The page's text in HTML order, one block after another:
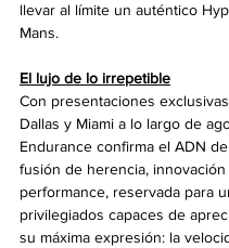
llevar al límite un auténtico
Mans.
El lujo de lo irrepetible
Con presentaciones
Dallas y Miami a lo largo de
Endurance confirma el ADN
fusión de herencia, innovación
performance, reservada para
privilegiados capaces de
su máxima expresión: la